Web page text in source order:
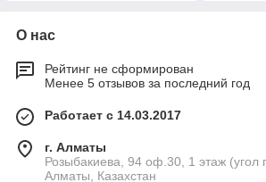
О нас
Рейтинг не сформирован
Менее 5 отзывов за последний год
Работает с 14.03.2017
г. Алматы
Розыбакиева, 94 оф.30, 1 этаж (угол
Алматы, Казахстан